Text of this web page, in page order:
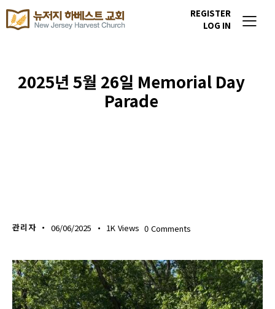
REGISTER
LOG IN
2025년 5월 26일 Memorial Day
Parade
관리자 06/06/2025 1K Views 0 Comments